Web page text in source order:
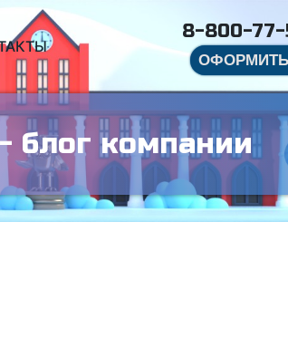
8-800-77-
блог компании